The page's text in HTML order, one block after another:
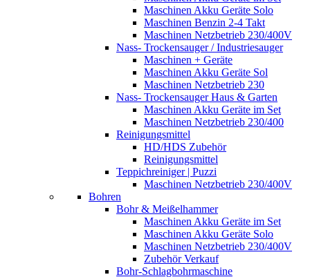
Maschinen Akku Geräte Solo
Maschinen Benzin 2-4 Takt
Maschinen Netzbetrieb 230/400V
Nass- Trockensauger / Industriesauger
Maschinen + Geräte
Maschinen Akku Geräte Sol
Maschinen Netzbetrieb 230
Nass- Trockensauger Haus & Garten
Maschinen Akku Geräte im Set
Maschinen Netzbetrieb 230/400
Reinigungsmittel
HD/HDS Zubehör
Reinigungsmittel
Teppichreiniger | Puzzi
Maschinen Netzbetrieb 230/400V
Bohren
Bohr & Meißelhammer
Maschinen Akku Geräte im Set
Maschinen Akku Geräte Solo
Maschinen Netzbetrieb 230/400V
Zubehör Verkauf
Bohr-Schlagbohrmaschine